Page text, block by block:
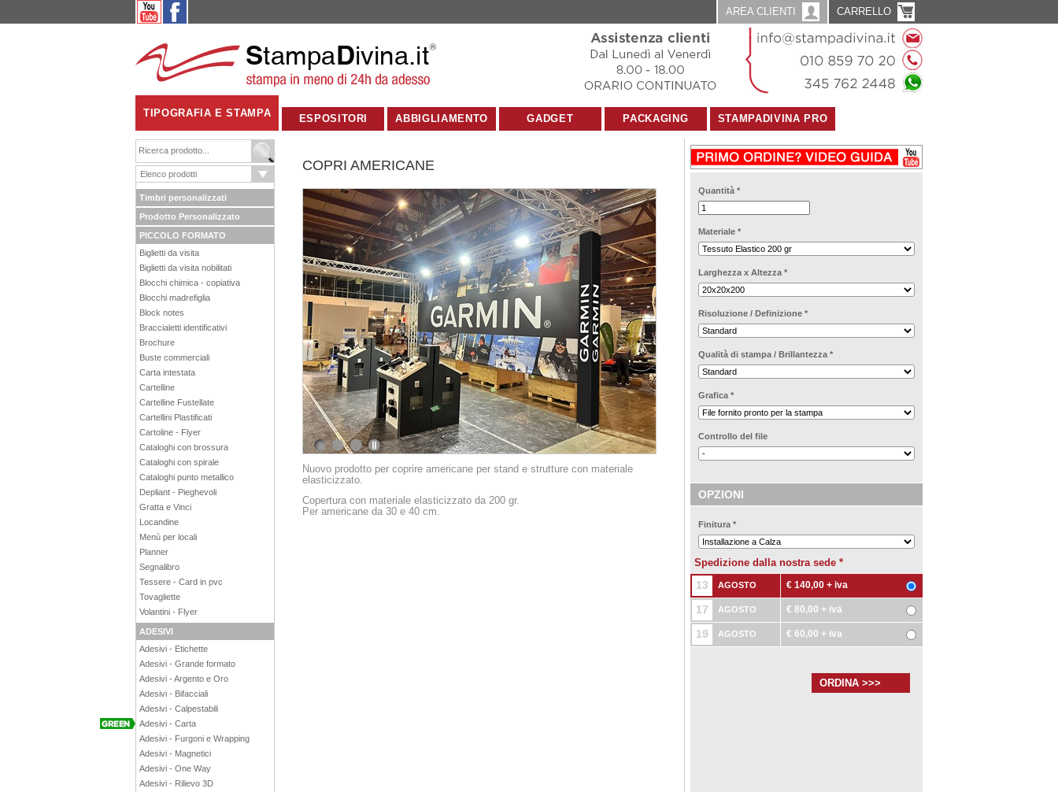
AREA CLIENTI CARRELLO
TIPOGRAFIA E STAMPA ESPOSITORI ABBIGLIAMENTO GADGET PACKAGING STAMPADIVINA PRO
Timbri personalizzati
Prodotto Personalizzato
PICCOLO FORMATO
Biglietti da visita
Biglietti da visita nobilitati
Blocchi chimica - copiativa
Blocchi madrefiglia
Block notes
Braccialetti identificativi
Brochure
Buste commerciali
Carta intestata
Cartelline
Cartelline Fustellate
Cartellini Plastificati
Cartoline - Flyer
Cataloghi con brossura
Cataloghi con spirale
Cataloghi punto metallico
Depliant - Pieghevoli
Gratta e Vinci
Locandine
Menù per locali
Planner
Segnalibro
Tessere - Card in pvc
Tovagliette
Volantini - Flyer
ADESIVI
Adesivi - Etichette
Adesivi - Grande formato
Adesivi - Argento e Oro
Adesivi - Bifacciali
Adesivi - Calpestabili
Adesivi - Carta
Adesivi - Furgoni e Wrapping
Adesivi - Magnetici
Adesivi - One Way
Adesivi - Rilievo 3D
COPRI AMERICANE
Nuovo prodotto per coprire americane per stand e strutture con materiale
elasticizzato.
Copertura con materiale elasticizzato da 200 gr.
Per americane da 30 e 40 cm.
Quantità *
Materiale *
Larghezza x Altezza *
Risoluzione / Definizione *
Qualità di stampa / Brillantezza *
Grafica *
Controllo del file
OPZIONI
Finitura *
Spedizione dalla nostra sede *
13 AGOSTO € 140,00 + iva
17 AGOSTO € 80,00 + iva
19 AGOSTO € 60,00 + iva